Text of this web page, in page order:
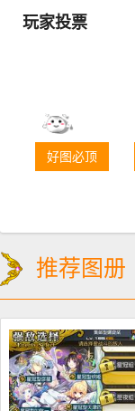
玩家投票
好图必顶
推荐图册